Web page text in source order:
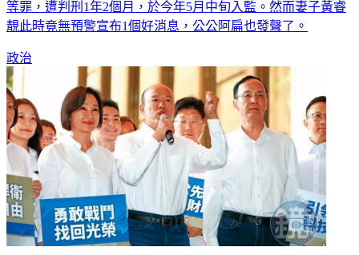
等罪，遭判刑1年2個月，於今年5月中旬入監。然而妻子黃睿
靚此時竟無預警宣布1個好消息，公公阿扁也發聲了。
政治